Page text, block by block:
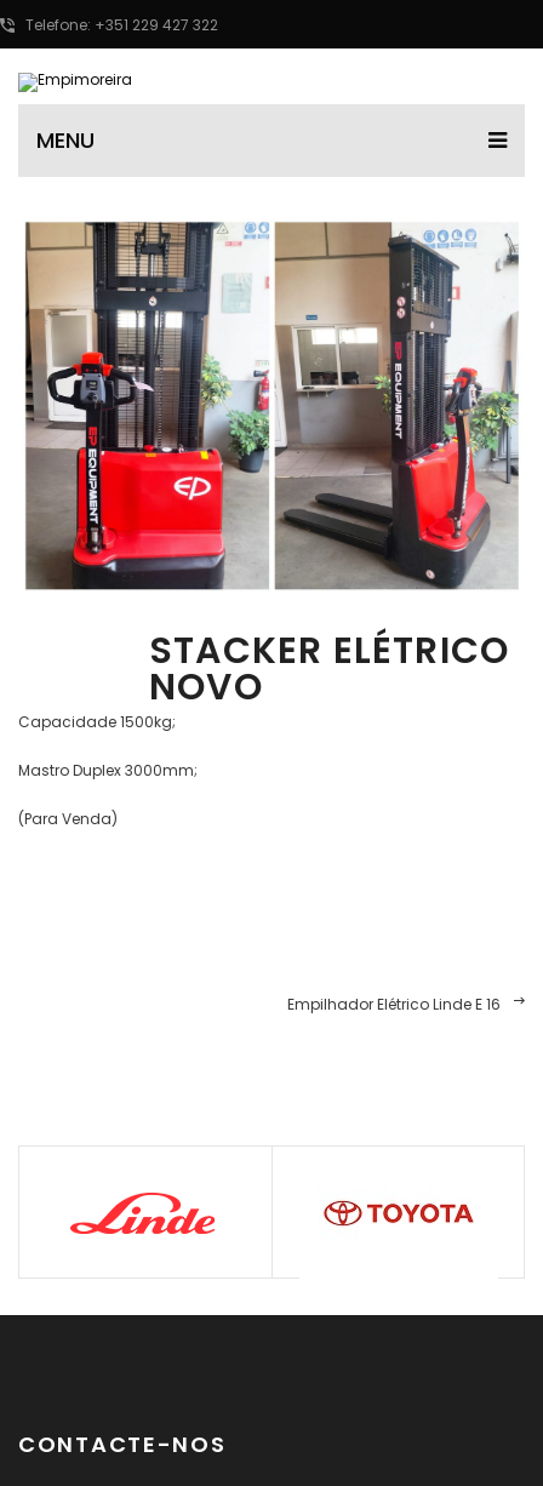
Telefone: +351 229 427 322
MENU
STACKER ELÉTRICO
NOVO
Capacidade 1500kg;
Mastro Duplex 3000mm;
(Para Venda)
Empilhador Elétrico Linde E 16
CONTACTE-NOS